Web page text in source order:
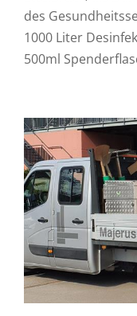
des
1000 Liter
500ml